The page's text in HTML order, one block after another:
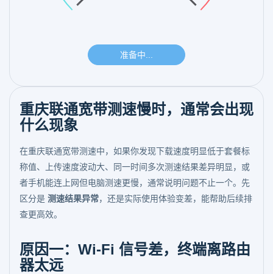
重庆联通宽带测速慢时，通常会出现
什么现象
在重庆联通宽带测速中，如果你发现下载速度明显低于套餐标
称值、上传速度波动大、同一时间多次测速结果差异明显，或
者手机能连上网但电脑测速更慢，通常说明问题不止一个。先
区分是 测速结果异常，还是实际使用体验变差，能帮助后续排
查更高效。
原因一：Wi-Fi 信号差，终端离路由
器太远